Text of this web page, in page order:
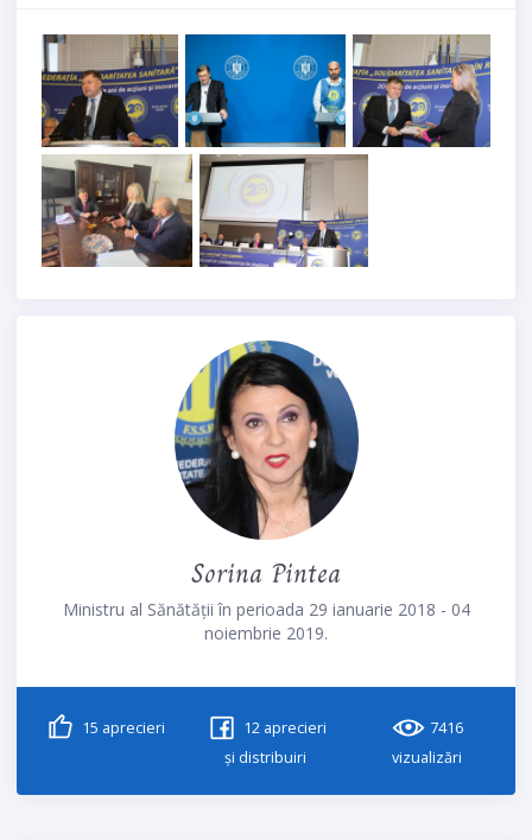
Sorina Pintea
Ministru al Sănătății în perioada 29 ianuarie 2018 - 04
noiembrie 2019.
15 aprecieri 12aprecieri
și distribuiri
7416
vizualizări